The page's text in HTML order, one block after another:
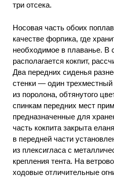
три отсека.
Носовая часть обоих
качестве форпика, где
необходимое в плаванье. В
располагается кокпит,
Два передних сиденья
стенки — один
из поролона, обтянутого
спинкам передних мест
предназначенные для
часть кокпита закрыта
в передней части
из плексигласа с
крепления тента. На
ходовые отличительные